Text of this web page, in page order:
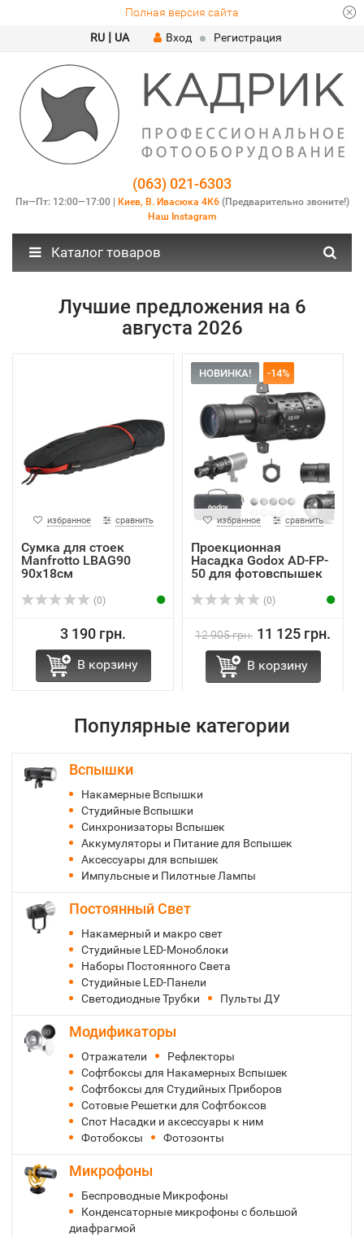
Полная версия сайта
RU | UA Вход Регистрация
(063) 021-6303
Пн—Пт: 12:00—17:00 | Киев, В. Ивасюка 4К6(Предварительно звоните!)
Наш Instagram
Каталог товаров
Лучшие предложения на 6
августа 2026
избранное сравнить
Сумка для стоек
Manfrotto LBAG90
90x18см
(0)
3 190 грн.
В корзину
НОВИНКА! -14%
избранное сравнить
Проекционная
Насадка Godox AD-FP-
50 для фотовспышек
(0)
12 905 грн. 11 125 грн.
В корзину
Популярные категории
Вспышки
Накамерные Вспышки
Студийные Вспышки
Синхронизаторы Вспышек
Аккумуляторы и Питание для Вспышек
Аксессуары для вспышек
Импульсные и Пилотные Лампы
Постоянный Свет
Накамерный и макро свет
Студийные LED-Моноблоки
Наборы Постоянного Света
Студийные LED-Панели
Светодиодные Трубки
Пульты ДУ
Модификаторы
Отражатели
Рефлекторы
Софтбоксы для Накамерных Вспышек
Софтбоксы для Студийных Приборов
Сотовые Решетки для Софтбоксов
Спот Насадки и аксессуары к ним
Фотобоксы
Фотозонты
Микрофоны
Беспроводные Микрофоны
Конденсаторные микрофоны с большой
диафрагмой